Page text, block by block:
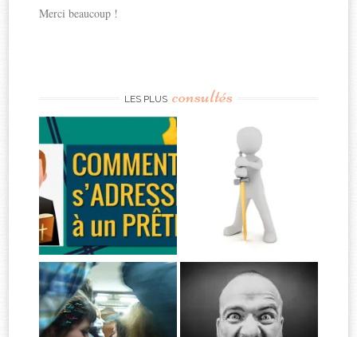
Merci beaucoup !
LES PLUS consultés